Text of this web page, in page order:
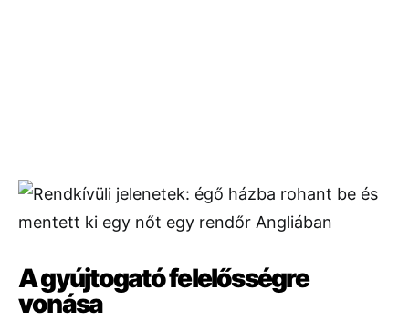
A gyújtogató felelősségre
vonása